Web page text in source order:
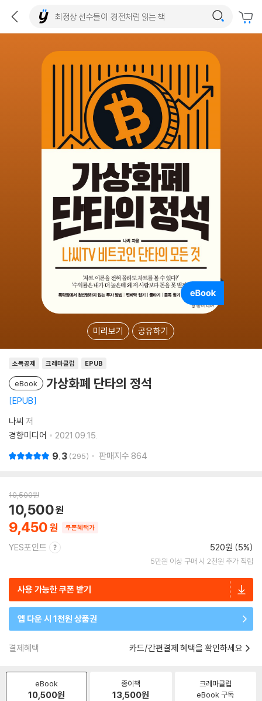
미리보기 공유하기
소득공제 크레마클럽 EPUB
eBook 가상화폐 단타의 정석
EPUB
나씨 저
경향미디어
2021.09.15.
9.3 295 판매지수 864
10,500원
9,450
10,500
쿠폰혜택가
YES포인트 520원 (5%)
5만원 이상 구매 시 2천원 추가 적립
사용 가능한 쿠폰 받기
앱 다운 시 1천원 상품권
결제혜택 카드/간편결제 혜택을 확인하세요
eBook
10,500원
종이책
13,500원
크레마클럽
eBook 구독